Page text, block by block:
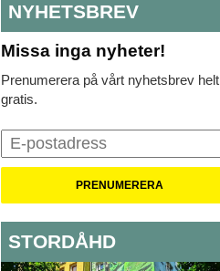
NYHETSBREV
Missa inga nyheter!
Prenumerera på vårt nyhetsbrev helt
gratis.
STORDÅHD